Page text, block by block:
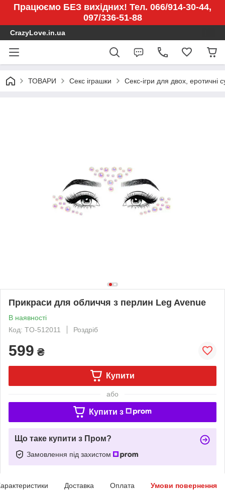
Працюємо БЕЗ вихідних! Тел. 066/914-30-44,
097/336-51-88
CrazyLove.in.ua
ТОВАРИ Секс іграшки Секс-ігри для двох, еротичні
Прикраси для обличчя з перлин Leg Avenue
В наявності
Код: TO-512011
Роздріб
599 ₴
Купити
або
Купити з
Що таке купити з Пром?
Замовлення під захистом
Доставка Оплата Умови повернення